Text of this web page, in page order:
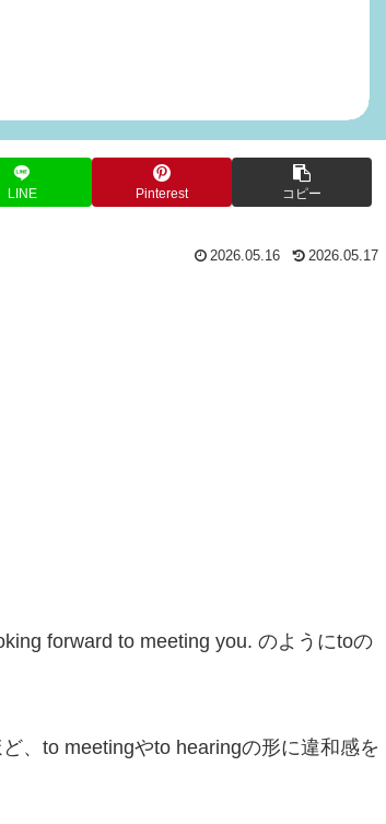
LINE Pinterest コピー
2026.05.16 2026.05.17
forward to meeting you. のようにtoの
、to meetingやto hearingの形に違和感を